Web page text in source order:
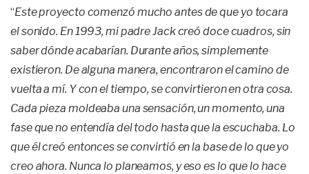
“Este proyecto comenzó mucho antes de que yo tocara
el sonido. En 1993, mi padre Jack creó doce cuadros, sin
saber dónde acabarían. Durante años, simplemente
existieron. De alguna manera, encontraron el camino de
vuelta a mí. Y con el tiempo, se convirtieron en otra cosa.
Cada pieza moldeaba una sensación, un momento, una
fase que no entendía del todo hasta que la escuchaba. Lo
que él creó entonces se convirtió en la base de lo que yo
creo ahora. Nunca lo planeamos, y eso es lo que lo hace